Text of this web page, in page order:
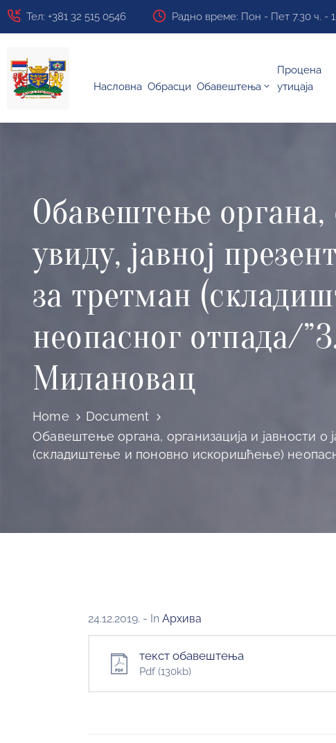
Тел: +381 32 515 0546 Радно време: Пон - Пет 7.30 ч. -
Насловна Обрасци Обавештења
Процена
утицаја
Обавештење органа,
увиду, јавној
за третман
неопасног отпада/
Милановац
Home
Document
Обавештење органа, организација и јавности о
(складиштење и поновно искоришћење)
24.12.2019. - In Архива
текст обавештења
Pdf(130kb)